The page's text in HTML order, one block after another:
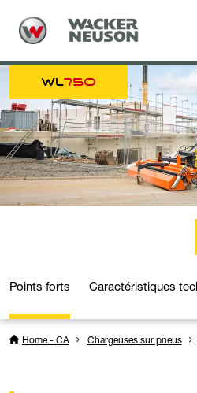
WL750
Points forts Caractéristiques
Home - CA Chargeuses sur pneus